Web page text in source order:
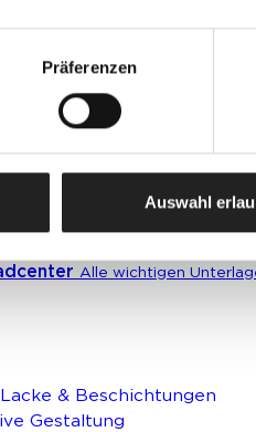
Präferenzen
Auswahl
Caparol Farbenshops und
Ansprechpartner und
Alle wichtigen
& Beschichtungen
Gestaltung